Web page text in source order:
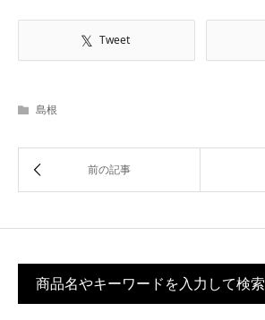
Tweet
島根
商品名やキーワードを入力して検索